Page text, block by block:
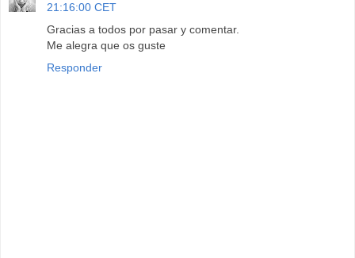
21:16:00 CET
Gracias a todos por pasar y comentar.
Me alegra que os guste
Responder